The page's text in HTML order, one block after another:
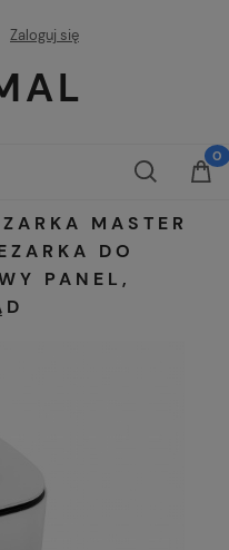
Zaloguj się
MASTER
DO
PANEL,